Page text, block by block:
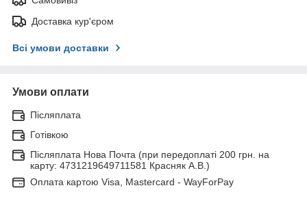
Доставка кур'єром
Всі умови доставки
Умови оплати
Післяплата
Готівкою
Післяплата Нова Почта (при передоплаті 200 грн. на
карту: 4731219649711581 Красняк А.В.)
Оплата картою Visa, Mastercard - WayForPay